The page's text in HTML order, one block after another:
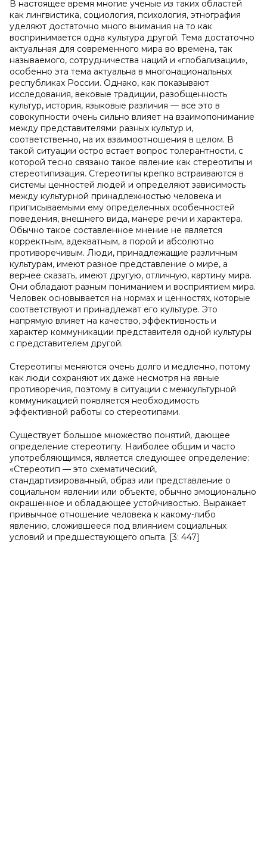
В настоящее время многие ученые из таких областей
как лингвистика, социология, психология, этнография
уделяют достаточно много внимания на то как
воспринимается одна культура другой. Тема достаточно
актуальная для современного мира во времена, так
называемого, сотрудничества наций и «глобализации»,
особенно эта тема актуальна в многонациональных
республиках России. Однако, как показывают
исследования, вековые традиции, разобщенность
культур, история, языковые различия — все это в
совокупности очень сильно влияет на взаимопонимание
между представителями разных культур и,
соответственно, на их взаимоотношения в целом. В
такой ситуации остро встает вопрос толерантности, с
которой тесно связано такое явление как стереотипы и
стереотипизация. Стереотипы крепко встраиваются в
системы ценностей людей и определяют зависимость
между культурной принадлежностью человека и
приписываемыми ему определенных особенностей
поведения, внешнего вида, манере речи и характера.
Обычно такое составленное мнение не является
корректным, адекватным, а порой и абсолютно
противоречивым. Люди, принадлежащие различным
культурам, имеют разное представление о мире, а
вернее сказать, имеют другую, отличную, картину мира.
Они обладают разным пониманием и восприятием мира.
Человек основывается на нормах и ценностях, которые
соответствуют и принадлежат его культуре. Это
напрямую влияет на качество, эффективность и
характер коммуникации представителя одной культуры
с представителем другой.
Стереотипы меняются очень долго и медленно, потому
как люди сохраняют их даже несмотря на явные
противоречия, поэтому в ситуации с межкультурной
коммуникацией появляется необходимость
эффективной работы со стереотипами.
Существует большое множество понятий, дающее
определение стереотипу. Наиболее общим и часто
употребляющимся, является следующее определение:
«Стереотип — это схематический,
стандартизированный, образ или представление о
социальном явлении или объекте, обычно эмоционально
окрашенное и обладающее устойчивостью. Выражает
привычное отношение человека к какому-либо
явлению, сложившееся под влиянием социальных
условий и предшествующего опыта. [3: 447]